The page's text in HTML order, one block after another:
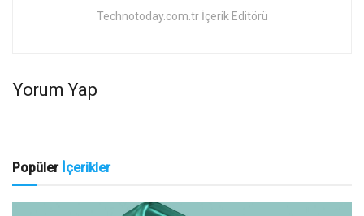
Technotoday.com.tr İçerik Editörü
Yorum Yap
Popüler İçerikler